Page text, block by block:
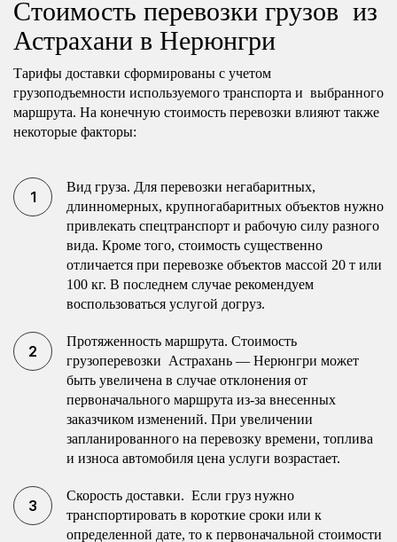
Стоимость перевозки грузов из
Астрахани в Нерюнгри
Тарифы доставки сформированы с учетом
грузоподъемности используемого транспорта и выбранного
маршрута. На конечную стоимость перевозки влияют также
некоторые факторы:
Вид груза. Для перевозки негабаритных,
длинномерных, крупногабаритных объектов нужно
привлекать спецтранспорт и рабочую силу разного
вида. Кроме того, стоимость существенно
отличается при перевозке объектов массой 20 т или
100 кг. В последнем случае рекомендуем
воспользоваться услугой догруз.
Протяженность маршрута. Стоимость
грузоперевозки Астрахань — Нерюнгри может
быть увеличена в случае отклонения от
первоначального маршрута из-за внесенных
заказчиком изменений. При увеличении
запланированного на перевозку времени, топлива
и износа автомобиля цена услуги возрастает.
Скорость доставки. Если груз нужно
транспортировать в короткие сроки или к
определенной дате, то к первоначальной стоимости